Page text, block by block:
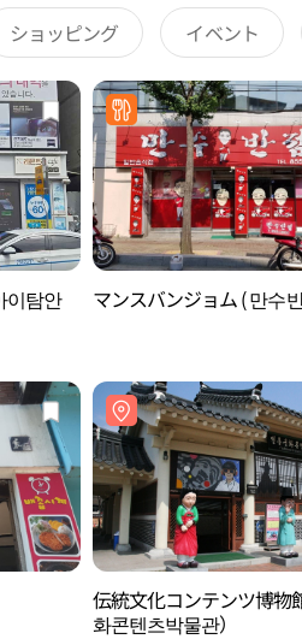
ショッピング イベント
이탐안
マンスバンジョム ( 만수
伝統文化コンテンツ博物
화콘텐츠박물관）